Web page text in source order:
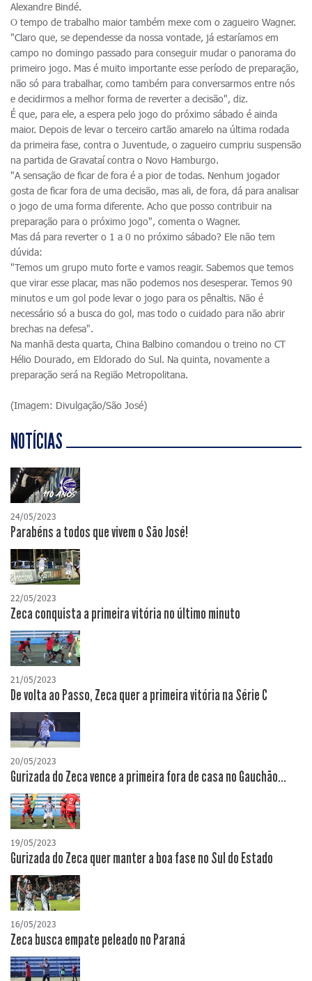
Alexandre Bindé.
O tempo de trabalho maior também mexe com o zagueiro Wagner.
"Claro que, se dependesse da nossa vontade, já estaríamos em
campo no domingo passado para conseguir mudar o panorama do
primeiro jogo. Mas é muito importante esse período de preparação,
não só para trabalhar, como também para conversarmos entre nós
e decidirmos a melhor forma de reverter a decisão", diz.
É que, para ele, a espera pelo jogo do próximo sábado é ainda
maior. Depois de levar o terceiro cartão amarelo na última rodada
da primeira fase, contra o Juventude, o zagueiro cumpriu suspensão
na partida de Gravataí contra o Novo Hamburgo.
"A sensação de ficar de fora é a pior de todas. Nenhum jogador
gosta de ficar fora de uma decisão, mas ali, de fora, dá para analisar
o jogo de uma forma diferente. Acho que posso contribuir na
preparação para o próximo jogo", comenta o Wagner.
Mas dá para reverter o 1 a 0 no próximo sábado? Ele não tem
dúvida:
"Temos um grupo muto forte e vamos reagir. Sabemos que temos
que virar esse placar, mas não podemos nos desesperar. Temos 90
minutos e um gol pode levar o jogo para os pênaltis. Não é
necessário só a busca do gol, mas todo o cuidado para não abrir
brechas na defesa".
Na manhã desta quarta, China Balbino comandou o treino no CT
Hélio Dourado, em Eldorado do Sul. Na quinta, novamente a
preparação será na Região Metropolitana.
(Imagem: Divulgação/São José)
NOTÍCIAS
24/05/2023
Parabéns a todos que vivem o São José!
22/05/2023
Zeca conquista a primeira vitória no último minuto
21/05/2023
De volta ao Passo, Zeca quer a primeira vitória na Série C
20/05/2023
Gurizada do Zeca vence a primeira fora de casa no Gauchão...
19/05/2023
Gurizada do Zeca quer manter a boa fase no Sul do Estado
16/05/2023
Zeca busca empate peleado no Paraná